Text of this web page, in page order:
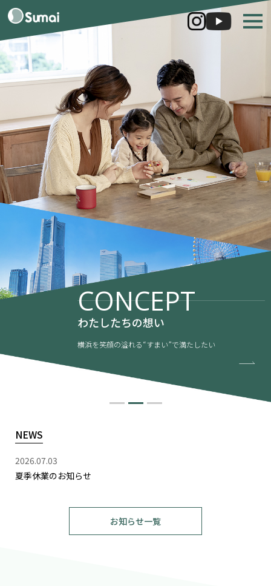
CONCEPT
わたしたちの想い
横浜を笑顔の溢れる“すまい”で満たしたい
NEWS
2026.07.03
夏季休業のお知らせ
お知らせ一覧